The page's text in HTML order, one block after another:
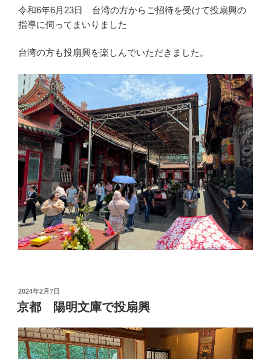
令和6年6月23日 台湾の方からご招待を受けて投扇興の
指導に伺ってまいりました
台湾の方も投扇興を楽しんでいただきました。
投
稿
日:
2024年2月7日
京都 陽明文庫で投扇興